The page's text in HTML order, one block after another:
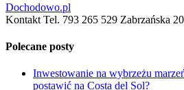
Dochodowo.pl
Kontakt Tel. 793 265 529 Zabrzańska
Polecane posty
Inwestowanie na wybrzeżu
postawić na Costa del Sol?